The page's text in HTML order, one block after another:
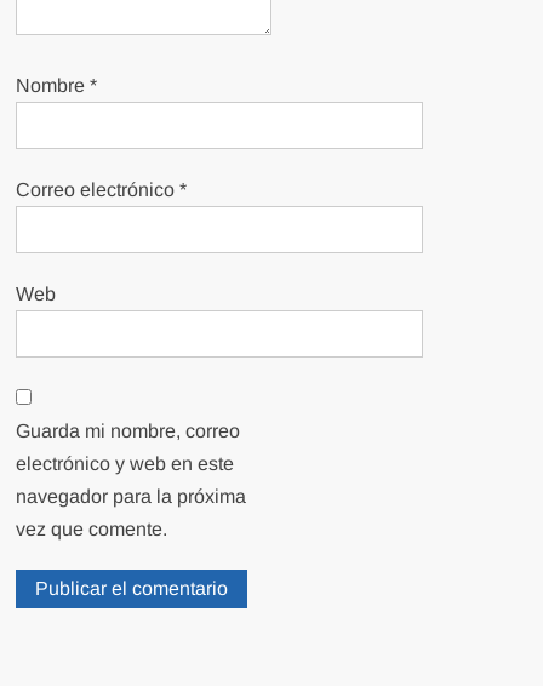
Nombre*
Correo electrónico*
Web
Guarda mi nombre, correo
electrónico y web en este
navegador para la próxima
vez que comente.